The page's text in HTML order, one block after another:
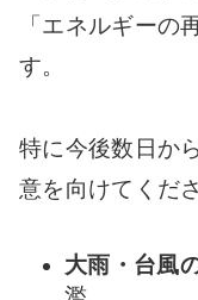
「エネルギーの
す。
特に今後数日か
意を向けてくだ
大雨・台風